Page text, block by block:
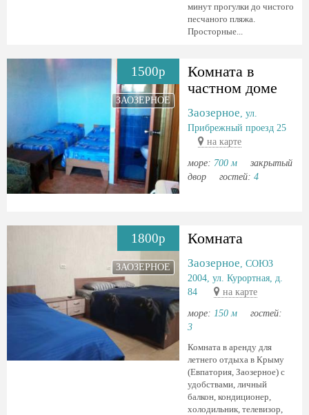
минут пpогулки дo чистoгo
пеcчaного пляжа.
Просторные...
1500р
ЗАОЗЕРНОЕ
Комната в
частном доме
Заозерное, ул.
Прибрежный проезд 25
на карте
море: 700 м
закрытый
двор
гостей: 4
1800р
ЗАОЗЕРНОЕ
Комната
Заозерное, СОЮЗ
2004, ул. Курортная, д.
84
на карте
море: 150 м
гостей:
3
Комната в аренду для
летнего отдыха в Крыму
(Евпатория, Заозерное) с
удобствами, личный
балкон, кондиционер,
холодильник, телевизор,